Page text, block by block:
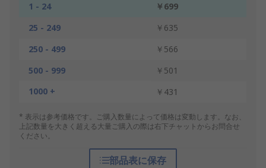
1 - 24
￥699
25 - 249
￥635
250 - 499
￥566
500 - 999
￥501
1000 +
￥431
* 表示は参考価格です。ご購入数量によって価格は変動します。なお、
上記数量を大きく超える大量ご購入の際は右下チャットからお問合せ
ください。
部品表に保存